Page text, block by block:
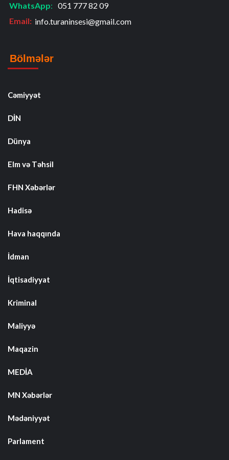
WhatsApp: 051 777 82 09
Email: info.turaninsesi@gmail.com
Bölmələr
Cəmiyyət
DİN
Dünya
Elm və Təhsil
FHN Xəbərlər
Hadisə
Hava haqqında
İdman
İqtisadiyyat
Kriminal
Maliyyə
Maqazin
MEDİA
MN Xəbərlər
Mədəniyyət
Parlament